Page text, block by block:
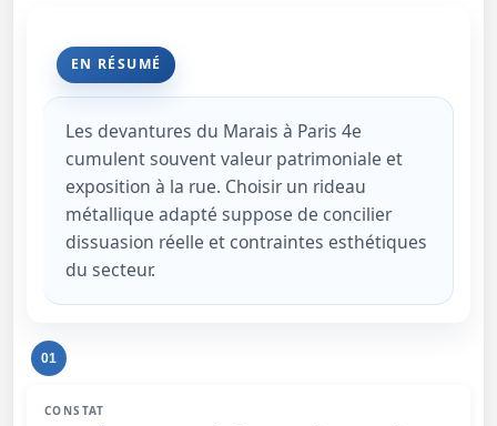
EN RÉSUMÉ
Les devantures du Marais à Paris 4e
cumulent souvent valeur patrimoniale et
exposition à la rue. Choisir un rideau
métallique adapté suppose de concilier
dissuasion réelle et contraintes esthétiques
du secteur.
01
CONSTAT